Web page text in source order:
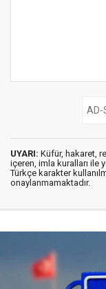
UYARI: Küfür, hakaret,
içeren, imla kuralları ile
Türkçe karakter
onaylanmamaktadır.